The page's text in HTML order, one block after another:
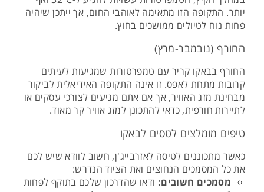
יותר. התקופה הזו מתאימה לאוהבי החום, אך ייתכן שיהיה
פחות נוח לטיולים ממושכים בחוץ.
החורף (נובמבר-מרץ)
החורף בבאקו קריר עם טמפרטורות שמגיעות לעיתים
קרובות מתחת לאפס. זו אינה התקופה האידיאלית לביקור
מבחינת מזג האוויר, אך אם אתם מגיעים לצורכי עסקים או
לתיירות חורפית, כדאי להתכונן למזג אוויר קר מאוד.
טיפים מומלצים לטסים לבאקו
כאשר מתכוננים לטיסה לאזרבייג'ן, חשוב לוודא שיש לכם
את כל המסמכים הנחוצים ואת הציוד הנדרש:
מסמכים חשובים: ודאו שהדרכון שלכם בתוקף לפחות